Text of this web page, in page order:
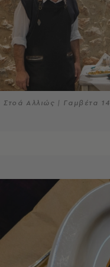
Στοά Αλλιώς | Γαμβέτα 14